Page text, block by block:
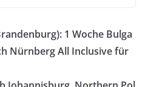
1 Woche Bulga
Nürnberg All Inclusive für